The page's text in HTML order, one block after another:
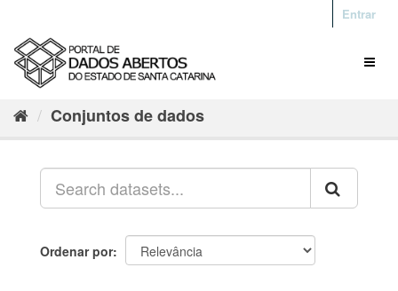
Entrar
Conjuntos de dados
Ordenar por